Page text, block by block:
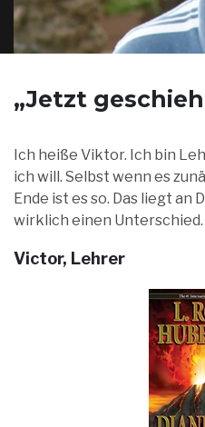
„Jetzt
Ich heiße Viktor. Ich bin
ich will. Selbst wenn es
Ende ist es so. Das liegt an
wirklich einen Unterschied.
Victor, Lehrer